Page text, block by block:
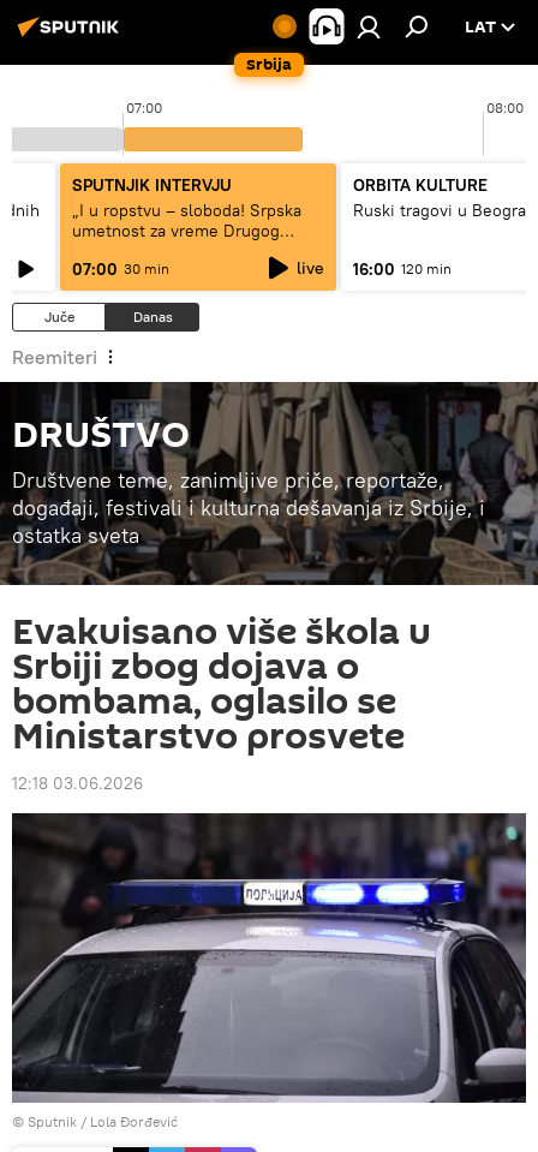
Srbija
LAT
07:00 08:00
SPUTNJIK INTERVJU
„I u ropstvu – sloboda! Srpska
umetnost za vreme Drugog
07:00 30 min live
ORBITA KULTURE
Ruski tragovi u
16:00 120 min
Juče Danas
Reemiteri
DRUŠTVO
Društvene teme, zanimljive priče, reportaže,
događaji, festivali i kulturna dešavanja iz Srbije, i
ostatka sveta
Evakuisano više škola u
Srbiji zbog dojava o
bombama, oglasilo se
Ministarstvo prosvete
12:18 03.06.2026
© Sputnik / Lola Đorđević